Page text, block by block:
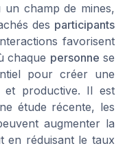
un champ de mines,
des participants
favorisent
chaque personne se
pour créer une
et productive. Il est
étude récente, les
augmenter la
en réduisant le taux